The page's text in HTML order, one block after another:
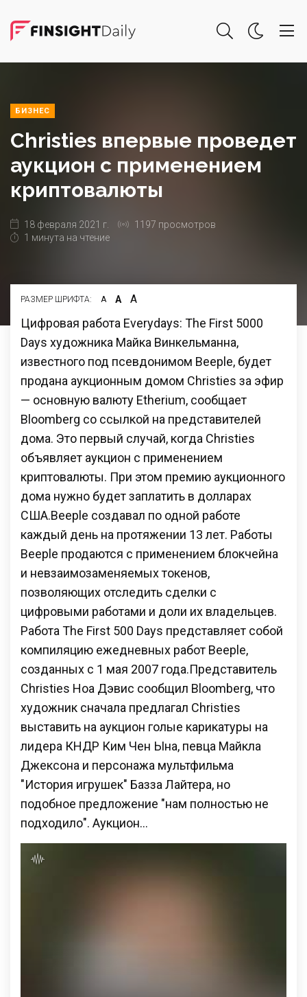
БИЗНЕС
Christies впервые проведет
аукцион с применением
криптовалюты
18 февраля 2021 г.
1197 просмотров
1 минута на чтение
РАЗМЕР ШРИФТА: А А А
Цифровая работа Everydays: The First 5000
Days художника Майка Винкельманна,
известного под псевдонимом Beeple, будет
продана аукционным домом Christies за эфир
— основную валюту Etherium, сообщает
Bloomberg со ссылкой на представителей
дома. Это первый случай, когда Christies
объявляет аукцион с применением
криптовалюты. При этом премию аукционного
дома нужно будет заплатить в долларах
США.Beeple создавал по одной работе
каждый день на протяжении 13 лет. Работы
Beeple продаются с применением блокчейна
и невзаимозаменяемых токенов,
позволяющих отследить сделки с
цифровыми работами и доли их владельцев.
Работа The First 500 Days представляет собой
компиляцию ежедневных работ Beeple,
созданных с 1 мая 2007 года.Представитель
Christies Ноа Дэвис сообщил Bloomberg, что
художник сначала предлагал Christies
выставить на аукцион голые карикатуры на
лидера КНДР Ким Чен Ына, певца Майкла
Джексона и персонажа мультфильма
"История игрушек" Базза Лайтера, но
подобное предложение "нам полностью не
подходило". Аукцион…